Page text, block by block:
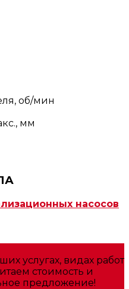
об/мин
мм
насосов
услугах, видах работ
стоимость и
предложение!